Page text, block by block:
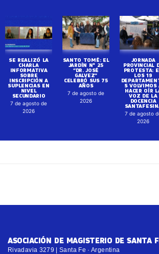
SE REALIZÓ LA
CHARLA
INFORMATIVA
SOBRE
INSCRIPCIÓN A
SUPLENCIAS EN
NIVEL
SECUNDARIO
7 de agosto de
2026
SANTO TOMÉ: EL
JARDÍN N° 25
“DR. JOSÉ
GALVEZ”
CELEBRÓ SUS 75
AÑOS
7 de agosto de
2026
JORNADA
PROVINCIAL
PROTESTA:
LOS 19
S VOLVIMOS
HACER OÍR
VOZ DE LA
DOCENCIA
7 de agosto
2026
ASOCIACIÓN DE MAGISTERIO DE SANTA
Rivadavia 3279 | Santa Fe · Argentina